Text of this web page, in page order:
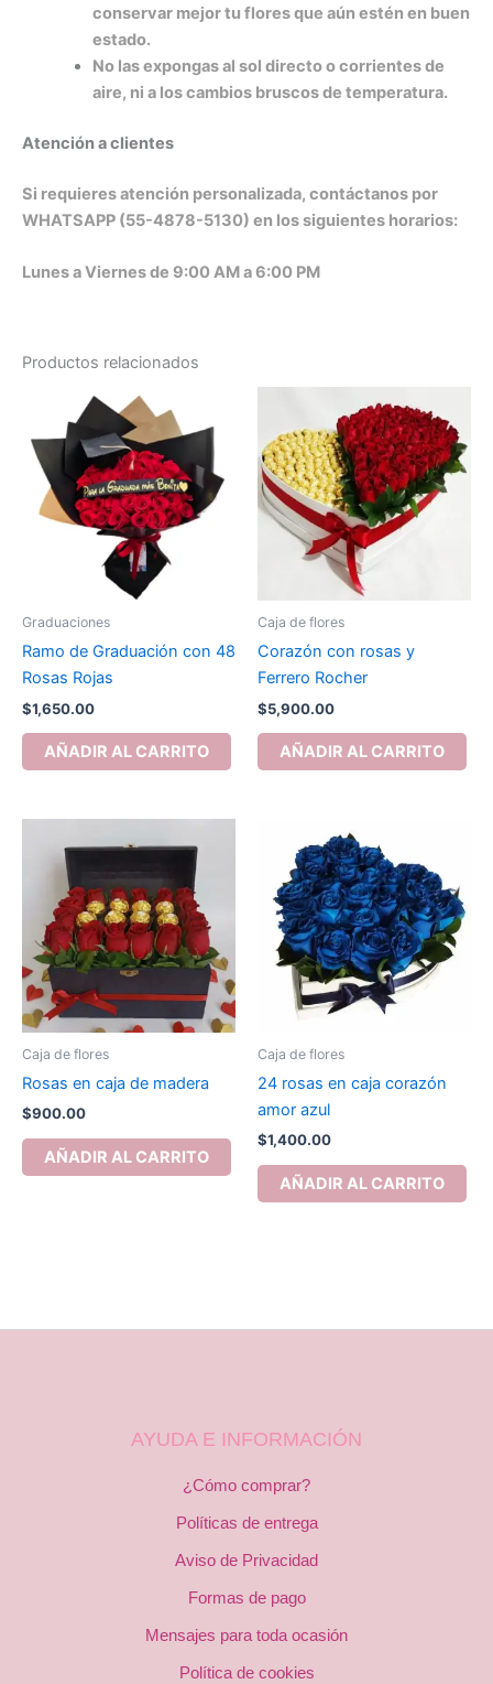
conservar mejor tu flores que aún estén en buen
estado.
No las expongas al sol directo o corrientes de
aire, ni a los cambios bruscos de temperatura.
Atención a clientes
Si requieres atención personalizada, contáctanos por
WHATSAPP (55-4878-5130) en los siguientes horarios:
Lunes a Viernes de 9:00 AM a 6:00 PM
Productos relacionados
Graduaciones
Ramo de Graduación con 48
Rosas Rojas
$1,650.00
AÑADIR AL CARRITO
Caja de flores
Corazón con rosas y
Ferrero Rocher
$5,900.00
AÑADIR AL CARRITO
Caja de flores
Rosas en caja de madera
$900.00
AÑADIR AL CARRITO
Caja de flores
24 rosas en caja corazón
amor azul
$1,400.00
AÑADIR AL CARRITO
AYUDA E INFORMACIÓN
¿Cómo comprar?
Políticas de entrega
Aviso de Privacidad
Formas de pago
Mensajes para toda ocasión
Política de cookies